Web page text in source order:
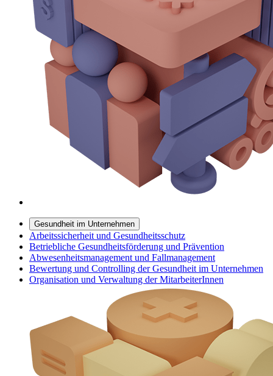
Gesundheit im Unternehmen
Arbeitssicherheit und Gesundheitsschutz
Betriebliche Gesundheitsförderung und Prävention
Abwesenheitsmanagement und Fallmanagement
Bewertung und Controlling der Gesundheit im Unternehmen
Organisation und Verwaltung der MitarbeiterInnen